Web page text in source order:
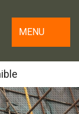
MENU